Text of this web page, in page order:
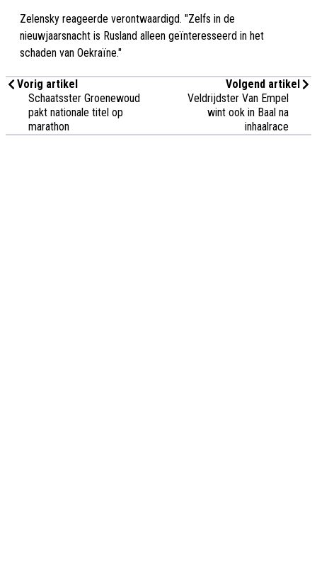
Zelensky reageerde verontwaardigd. "Zelfs in de
nieuwjaarsnacht is Rusland alleen geïnteresseerd in het
schaden van Oekraïne."
Vorig artikel
Schaatsster Groenewoud
pakt nationale titel op
marathon
Volgend artikel
Veldrijdster Van Empel
wint ook in Baal na
inhaalrace